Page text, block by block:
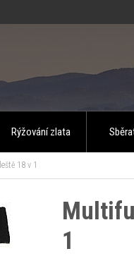
Rýžování zlata
18 v 1
1